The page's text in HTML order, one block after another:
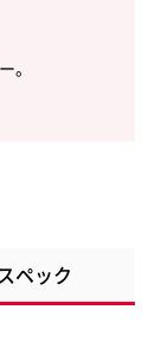
。
ペック